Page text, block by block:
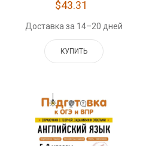
$43.31
Доставка за 14–20 дней
КУПИТЬ